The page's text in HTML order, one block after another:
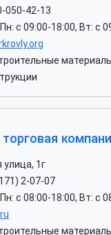
050-42-13
Пн: c 09:00-18:00, Вт: c
улица, 1г
2-07-07
Пн: c 08:00-18:00, Вт: c